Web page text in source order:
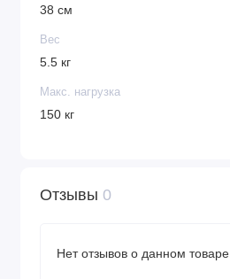
38 см
Вес
5.5 кг
Макс. нагрузка
150 кг
Отзывы 0
Нет отзывов о данном товаре.